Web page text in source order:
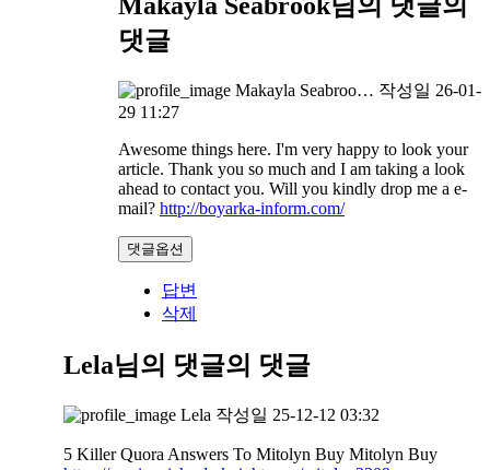
Makayla Seabrook님의 댓글의
댓글
Makayla Seabroo… 작성일 26-01-
29 11:27
Awesome things here. I'm very happy to look your
article. Thank you so much and I am taking a look
ahead to contact you. Will you kindly drop me a e-
mail? http://boyarka-inform.com/
댓글옵션
답변
삭제
Lela님의 댓글의 댓글
Lela 작성일 25-12-12 03:32
5 Killer Quora Answers To Mitolyn Buy Mitolyn Buy